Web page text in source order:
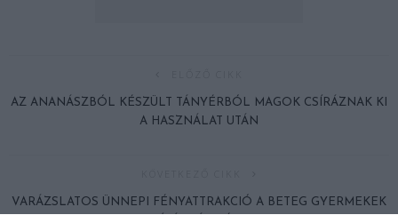
AZ ANANÁSZBÓL KÉSZÜLT TÁNYÉRBÓL MAGOK CSÍRÁZNAK KI
A HASZNÁLAT UTÁN
VARÁZSLATOS ÜNNEPI FÉNYATTRAKCIÓ A BETEG GYERMEKEK